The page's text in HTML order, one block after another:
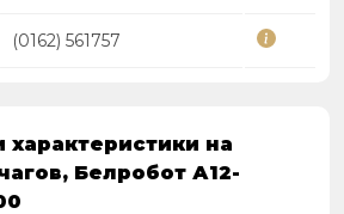
(0162) 561757
характеристики на
Белробот А12-